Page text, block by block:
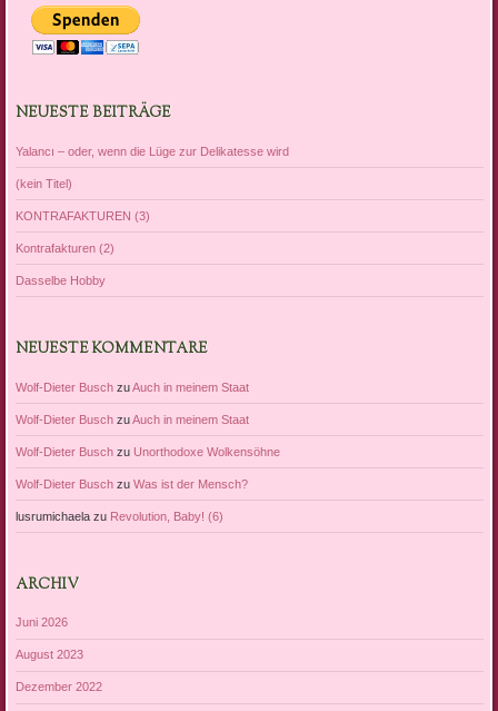
NEUESTE BEITRÄGE
Yalancı – oder, wenn die Lüge zur Delikatesse wird
(kein Titel)
KONTRAFAKTUREN (3)
Kontrafakturen (2)
Dasselbe Hobby
NEUESTE KOMMENTARE
Wolf-Dieter BuschzuAuch in meinem Staat
Wolf-Dieter BuschzuAuch in meinem Staat
Wolf-Dieter Buschzu Unorthodoxe Wolkensöhne
Wolf-Dieter Buschzu Was ist der Mensch?
lusrumichaelazu Revolution, Baby! (6)
ARCHIV
Juni 2026
August 2023
Dezember 2022